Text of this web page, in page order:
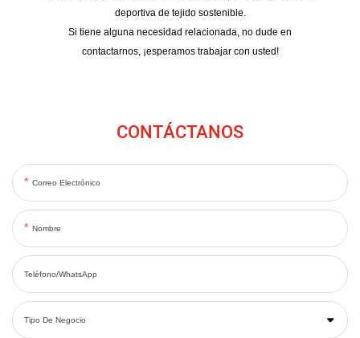
deportiva de tejido sostenible.
Si tiene alguna necesidad relacionada, no dude en
contactarnos, ¡esperamos trabajar con usted!
CONTÁCTANOS
Correo Electrónico
Nombre
Teléfono/WhatsApp
Tipo De Negocio